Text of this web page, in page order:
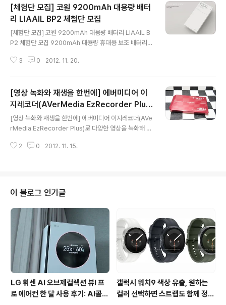
[체험단 모집] 코원 9200mAh 대용량 배터
리 LIAAIL BP2 체험단 모집
[체험단 모집] 코원 9200mAh 대용량 배터리 LIAAIL B
P2 체험단 모집 9200mAh 대용량 휴대용 보조 배터리 L
디서나 여유로운 9200mAh 대용량! 고급스러운 Blue /
단 모집 - 체험단 대상 : 누구나 참여가능 - 체험단 제품 :
코원 리아일 BP2 휴대용 보조 배터리 (5명) - 체험단 혜택
: 후기 작성 후 무상 증정 - 모집 기간 : 11/20 (화) ~ 12/2
(일) - 발표/배송 : 12/3 (월) - 체험후기 작성기간 : 12/9
(일) 지원방법 1. 체험단 모집 공지를 블로그나 카페에..
3 0 2012. 11. 20.
[영상 녹화와 재생을 한번에] 에버미디어 이
지레코더(AVerMedia EzRecorder Plus)
로 다양한 영상을 녹화해 보세요
[영상 녹화와 재생을 한번에] 에버미디어 이지레코더(AVe
rMedia EzRecorder Plus)로 다양한 영상을 녹화해 보
미디어 이지레코더(AVerMedia EzRecorder Plus) 개
화한 영상을 저장할 매체를 선택해야 하는데요, USB도 가
능하지만 이왕이면 용량도 크고 안정적이고 필요하다면 내
장으로 삽입도 가능한 HDD를 선택하는게 안정적이고 빠
르기 때문에 저도 2.5인치 외장형 하드를 준비해 봤습니
다. 뒷면을 열면 이렇게 HDD를 장착할 수 있는 공간이 나
오는데요..
2 0 2012. 11. 15.
이 블로그 인기글
LG 휘센 AI 오브제컬렉션 뷰I 프
로 에어컨 한 달 사용 후기: AI콜드
갤럭시 워치9 색상 유출, 원하는
컬러 선택하면 스트랩도 함께 정해